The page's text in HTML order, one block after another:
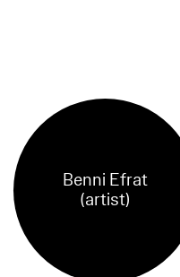
Benni Efrat
(artist)